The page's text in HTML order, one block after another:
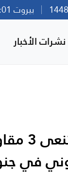
بيروت 18:01
نشرات الأخبار
في